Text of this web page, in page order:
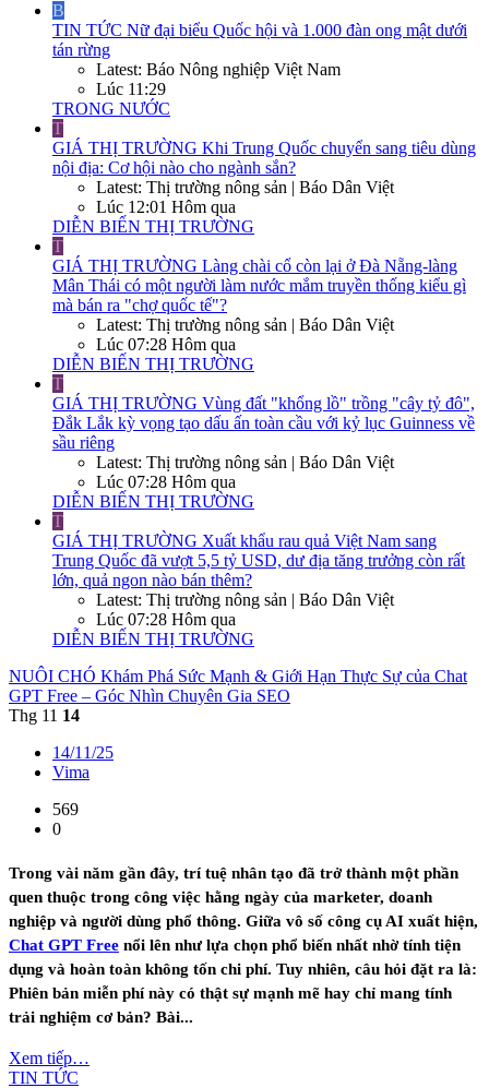
B
TIN TỨC Nữ đại biểu Quốc hội và 1.000 đàn ong mật dưới
tán rừng
Latest: Báo Nông nghiệp Việt Nam
Lúc 11:29
TRONG NƯỚC
T
GIÁ THỊ TRƯỜNG Khi Trung Quốc chuyển sang tiêu dùng
nội địa: Cơ hội nào cho ngành sắn?
Latest: Thị trường nông sản | Báo Dân Việt
Lúc 12:01 Hôm qua
DIỄN BIẾN THỊ TRƯỜNG
T
GIÁ THỊ TRƯỜNG Làng chài cổ còn lại ở Đà Nẵng-làng
Mân Thái có một người làm nước mắm truyền thống kiểu gì
mà bán ra "chợ quốc tế"?
Latest: Thị trường nông sản | Báo Dân Việt
Lúc 07:28 Hôm qua
DIỄN BIẾN THỊ TRƯỜNG
T
GIÁ THỊ TRƯỜNG Vùng đất "khổng lồ" trồng "cây tỷ đô",
Đắk Lắk kỳ vọng tạo dấu ấn toàn cầu với kỷ lục Guinness về
sầu riêng
Latest: Thị trường nông sản | Báo Dân Việt
Lúc 07:28 Hôm qua
DIỄN BIẾN THỊ TRƯỜNG
T
GIÁ THỊ TRƯỜNG Xuất khẩu rau quả Việt Nam sang
Trung Quốc đã vượt 5,5 tỷ USD, dư địa tăng trưởng còn rất
lớn, quả ngon nào bán thêm?
Latest: Thị trường nông sản | Báo Dân Việt
Lúc 07:28 Hôm qua
DIỄN BIẾN THỊ TRƯỜNG
NUÔI CHÓ Khám Phá Sức Mạnh & Giới Hạn Thực Sự của Chat
GPT Free – Góc Nhìn Chuyên Gia SEO
Thg 11 14
14/11/25
Vima
569
0
Trong vài năm gần đây, trí tuệ nhân tạo đã trở thành một phần
quen thuộc trong công việc hằng ngày của marketer, doanh
nghiệp và người dùng phổ thông. Giữa vô số công cụ AI xuất hiện,
Chat GPT Free nổi lên như lựa chọn phổ biến nhất nhờ tính tiện
dụng và hoàn toàn không tốn chi phí. Tuy nhiên, câu hỏi đặt ra là:
Phiên bản miễn phí này có thật sự mạnh mẽ hay chỉ mang tính
trải nghiệm cơ bản? Bài...
Xem tiếp…
TIN TỨC